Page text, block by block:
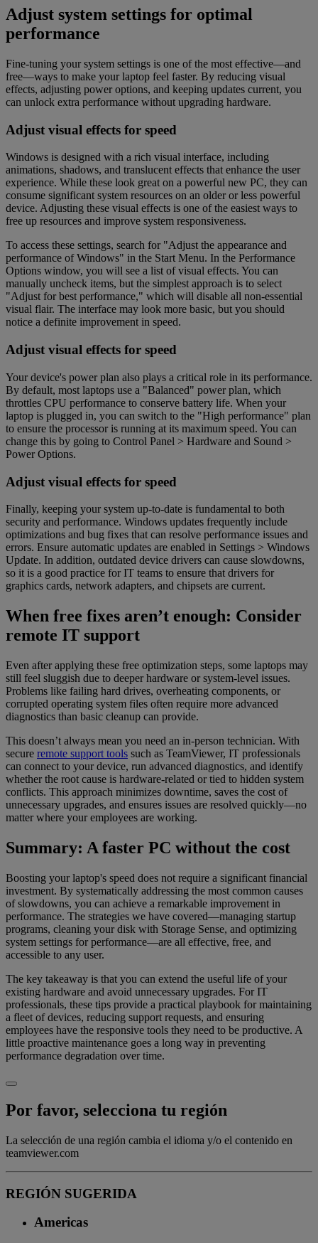
Adjust system settings for optimal
performance
Fine-tuning your system settings is one of the most effective—and
free—ways to make your laptop feel faster. By reducing visual
effects, adjusting power options, and keeping updates current, you
can unlock extra performance without upgrading hardware.
Adjust visual effects for speed
Windows is designed with a rich visual interface, including
animations, shadows, and translucent effects that enhance the user
experience. While these look great on a powerful new PC, they can
consume significant system resources on an older or less powerful
device. Adjusting these visual effects is one of the easiest ways to
free up resources and improve system responsiveness.
To access these settings, search for "Adjust the appearance and
performance of Windows" in the Start Menu. In the Performance
Options window, you will see a list of visual effects. You can
manually uncheck items, but the simplest approach is to select
"Adjust for best performance," which will disable all non-essential
visual flair. The interface may look more basic, but you should
notice a definite improvement in speed.
Adjust visual effects for speed
Your device's power plan also plays a critical role in its performance.
By default, most laptops use a "Balanced" power plan, which
throttles CPU performance to conserve battery life. When your
laptop is plugged in, you can switch to the "High performance" plan
to ensure the processor is running at its maximum speed. You can
change this by going to Control Panel > Hardware and Sound >
Power Options.
Adjust visual effects for speed
Finally, keeping your system up-to-date is fundamental to both
security and performance. Windows updates frequently include
optimizations and bug fixes that can resolve performance issues and
errors. Ensure automatic updates are enabled in Settings > Windows
Update. In addition, outdated device drivers can cause slowdowns,
so it is a good practice for IT teams to ensure that drivers for
graphics cards, network adapters, and chipsets are current.
When free fixes aren’t enough: Consider
remote IT support
Even after applying these free optimization steps, some laptops may
still feel sluggish due to deeper hardware or system-level issues.
Problems like failing hard drives, overheating components, or
corrupted operating system files often require more advanced
diagnostics than basic cleanup can provide.
This doesn’t always mean you need an in-person technician. With
secure remote support tools such as TeamViewer, IT professionals
can connect to your device, run advanced diagnostics, and identify
whether the root cause is hardware-related or tied to hidden system
conflicts. This approach minimizes downtime, saves the cost of
unnecessary upgrades, and ensures issues are resolved quickly—no
matter where your employees are working.
Summary: A faster PC without the cost
Boosting your laptop's speed does not require a significant financial
investment. By systematically addressing the most common causes
of slowdowns, you can achieve a remarkable improvement in
performance. The strategies we have covered—managing startup
programs, cleaning your disk with Storage Sense, and optimizing
system settings for performance—are all effective, free, and
accessible to any user.
The key takeaway is that you can extend the useful life of your
existing hardware and avoid unnecessary upgrades. For IT
professionals, these tips provide a practical playbook for maintaining
a fleet of devices, reducing support requests, and ensuring
employees have the responsive tools they need to be productive. A
little proactive maintenance goes a long way in preventing
performance degradation over time.
Por favor, selecciona tu región
La selección de una región cambia el idioma y/o el contenido en
teamviewer.com
REGIÓN SUGERIDA
Americas